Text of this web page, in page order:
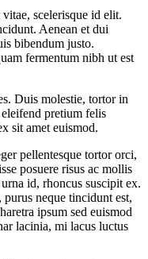
scelerisque id elit.
Aenean et dui
bibendum justo.
fermentum nibh ut est
Duis molestie, tortor in
pretium felis
sit amet euismod.
pellentesque tortor orci,
posuere risus ac mollis
id, rhoncus suscipit ex.
neque tincidunt est,
ipsum sed euismod
lacinia, mi lacus luctus